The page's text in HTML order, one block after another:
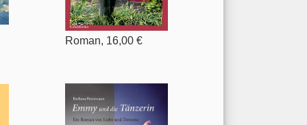
Roman, 16,00 €